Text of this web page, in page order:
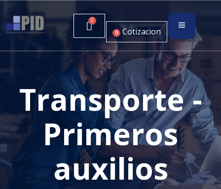
0 Cotizacion
Transporte -
Primeros
auxilios